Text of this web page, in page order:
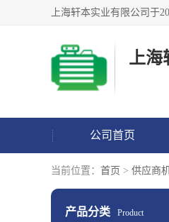
上海
公司首页
当前位置： 首页 > 供应商
产品分类 Product